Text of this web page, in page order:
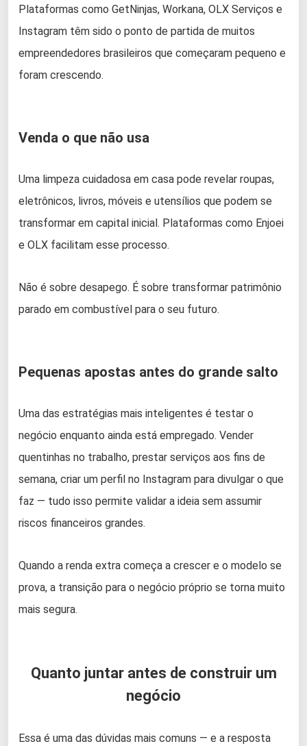
Plataformas como GetNinjas, Workana, OLX Serviços e
Instagram têm sido o ponto de partida de muitos
empreendedores brasileiros que começaram pequeno e
foram crescendo.
Venda o que não usa
Uma limpeza cuidadosa em casa pode revelar roupas,
eletrônicos, livros, móveis e utensílios que podem se
transformar em capital inicial. Plataformas como Enjoei
e OLX facilitam esse processo.
Não é sobre desapego. É sobre transformar patrimônio
parado em combustível para o seu futuro.
Pequenas apostas antes do grande salto
Uma das estratégias mais inteligentes é testar o
negócio enquanto ainda está empregado. Vender
quentinhas no trabalho, prestar serviços aos fins de
semana, criar um perfil no Instagram para divulgar o que
faz — tudo isso permite validar a ideia sem assumir
riscos financeiros grandes.
Quando a renda extra começa a crescer e o modelo se
prova, a transição para o negócio próprio se torna muito
mais segura.
Quanto juntar antes de construir um
negócio
Essa é uma das dúvidas mais comuns — e a resposta